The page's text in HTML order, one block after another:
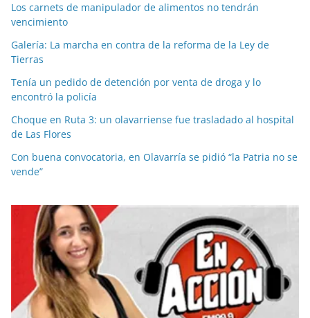
Los carnets de manipulador de alimentos no tendrán
vencimiento
Galería: La marcha en contra de la reforma de la Ley de
Tierras
Tenía un pedido de detención por venta de droga y lo
encontró la policía
Choque en Ruta 3: un olavarriense fue trasladado al hospital
de Las Flores
Con buena convocatoria, en Olavarría se pidió “la Patria no se
vende”